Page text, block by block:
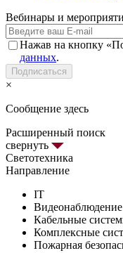
Вебинары и
Нажав на кнопку
данных.
Подписаться
×
Сообщение здесь
Расширенный поиск
свернуть
Светотехника
Направление
IT
Видеонаблюдение
Кабельные
Комплексные
Пожарная